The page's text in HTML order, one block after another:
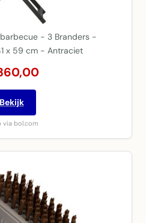
- 3 Branders -
x 59 cm - Antraciet
Bekijk
via bol.com